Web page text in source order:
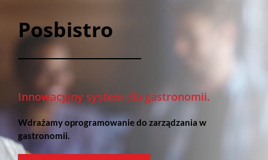
Posbistro
Innowacyjny system dla gastronomii.
Wdrażamy oprogramowanie do zarządzania w
gastronomii.